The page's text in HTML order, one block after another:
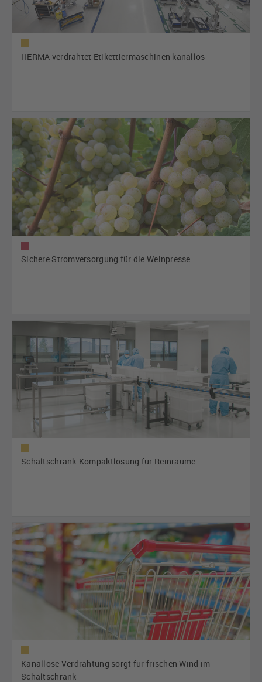
HERMA verdrahtet Etikettiermaschinen kanallos
Sichere Stromversorgung für die Weinpresse
Schaltschrank-Kompaktlösung für Reinräume
Kanallose Verdrahtung sorgt für frischen Wind im
Schaltschrank